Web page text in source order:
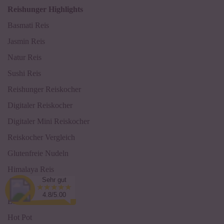
Reishunger Highlights
Basmati Reis
Jasmin Reis
Natur Reis
Sushi Reis
Reishunger Reiskocher
Digitaler Reiskocher
Digitaler Mini Reiskocher
Reiskocher Vergleich
Glutenfreie Nudeln
Himalaya Reis
Italienischer Reis
Brauner Reis
Hot Pot
Sehr gut
4.8/5.00